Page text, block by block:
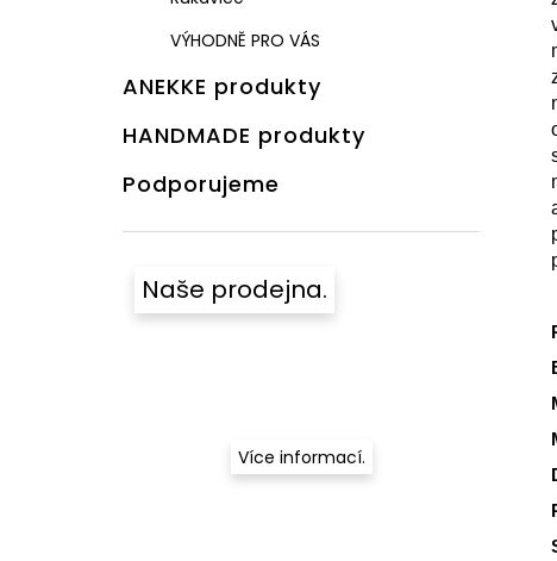
VÝHODNĚ PRO VÁS
ANEKKE produkty
HANDMADE produkty
Podporujeme
Naše prodejna.
Více informací.